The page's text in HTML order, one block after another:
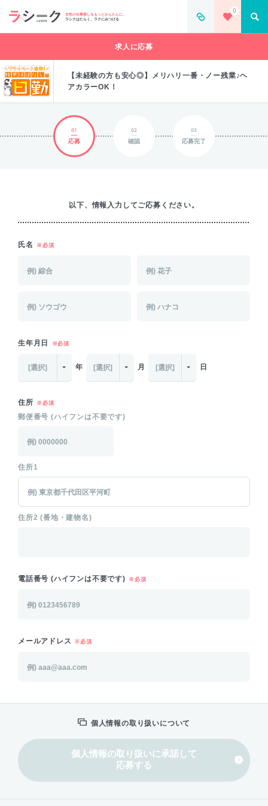
女性の仕事探しをもっとかんたんに。
ラシクはたらく、ラクにみつける
0
求人に応募
【未経験の方も安心◎】メリハリ一番・ノー残業♪ヘ
アカラーOK！
01
応募
02
確認
03
応募完了
以下、情報入力してご応募ください。
氏名 ※必須
生年月日 ※必須
[選択] 年 [選択] 月 [選択] 日
住所 ※必須
郵便番号 (ハイフンは不要です)
住所1
住所2 (番地・建物名)
電話番号 (ハイフンは不要です) ※必須
メールアドレス ※必須
個人情報の取り扱いについて
個人情報の取り扱いに承諾して
応募する